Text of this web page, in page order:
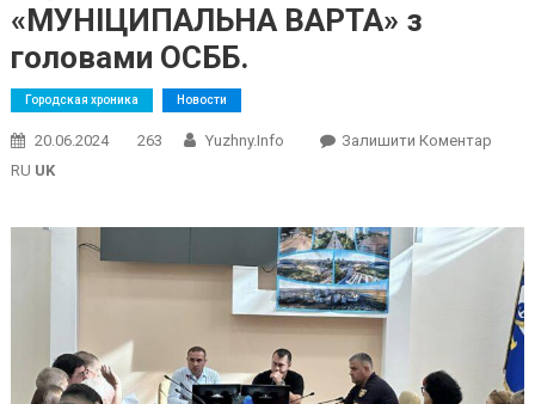
«МУНІЦИПАЛЬНА ВАРТА» з
головами ОСББ.
Городская хроника Новости
20.06.2024 263 Yuzhny.info Залишити КоментарOn
Зали
Ради
RU UK